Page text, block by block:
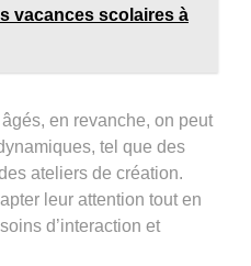
vacances scolaires à
en revanche, on peut
tel que des
ateliers de création.
leur attention tout en
d’interaction et